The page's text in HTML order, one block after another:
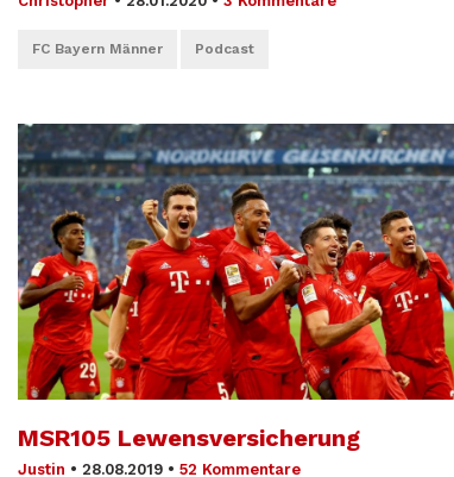
FC Bayern Männer Podcast
MSR105 Lewensversicherung
Justin • 28.08.2019 • 52 Kommentare